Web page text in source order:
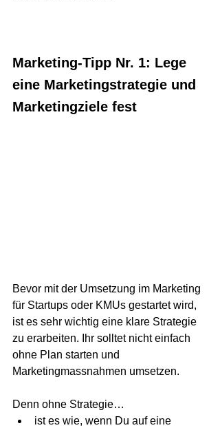
Marketing-Tipp Nr. 1: Lege
eine Marketingstrategie und
Marketingziele fest
Bevor mit der Umsetzung im Marketing
für Startups oder KMUs gestartet wird,
ist es sehr wichtig eine klare Strategie
zu erarbeiten. Ihr solltet nicht einfach
ohne Plan starten und
Marketingmassnahmen umsetzen.
Denn ohne Strategie…
ist es wie, wenn Du auf eine